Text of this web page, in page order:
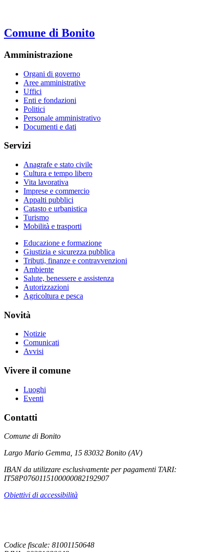
Comune di Bonito
Amministrazione
Organi di governo
Aree amministrative
Uffici
Enti e fondazioni
Politici
Personale amministrativo
Documenti e dati
Servizi
Anagrafe e stato civile
Cultura e tempo libero
Vita lavorativa
Imprese e commercio
Appalti pubblici
Catasto e urbanistica
Turismo
Mobilità e trasporti
Educazione e formazione
Giustizia e sicurezza pubblica
Tributi, finanze e contravvenzioni
Ambiente
Salute, benessere e assistenza
Autorizzazioni
Agricoltura e pesca
Novità
Notizie
Comunicati
Avvisi
Vivere il comune
Luoghi
Eventi
Contatti
Comune di Bonito
Largo Mario Gemma, 15 83032 Bonito (AV)
IBAN da utilizzare esclusivamente per pagamenti TARI:
IT58P0760115100000082192907
Obiettivi di accessibilità
Codice fiscale: 81001150648